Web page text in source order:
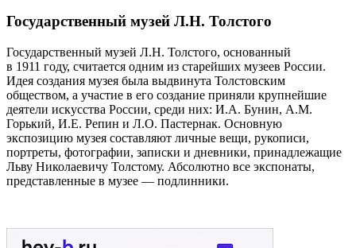
Государственный музей Л.Н. Толстого
Государственный музей Л.Н. Толстого, основанный
в 1911 году, считается одним из старейших музеев России.
Идея создания музея была выдвинута Толстовским
обществом, а участие в его создание приняли крупнейшие
деятели искусства России, среди них: И.А. Бунин, А.М.
Горький, И.Е. Репин и Л.О. Пастернак. Основную
экспозицию музея составляют личные вещи, рукописи,
портреты, фотографии, записки и дневники, принадлежащие
Льву Николаевичу Толстому. Абсолютно все экспонаты,
представленные в музее — подлинники.